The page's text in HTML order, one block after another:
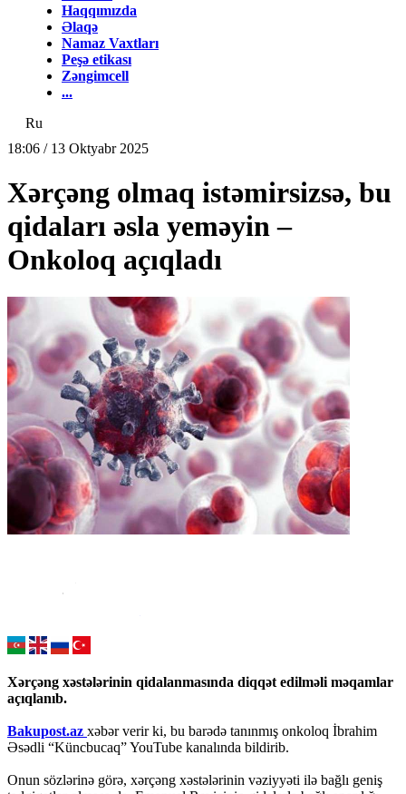
Haqqımızda
Əlaqə
Namaz Vaxtları
Peşə etikası
Zəngimcell
...
Ru
18:06 / 13 Oktyabr 2025
Xərçəng olmaq istəmirsizsə, bu
qidaları əsla yeməyin –
Onkoloq açıqladı
Xərçəng xəstələrinin qidalanmasında diqqət edilməli məqamlar
açıqlanıb.
Bakupost.az xəbər verir ki, bu barədə tanınmış onkoloq İbrahim
Əsədli “Küncbucaq” YouTube kanalında bildirib.
Onun sözlərinə görə, xərçəng xəstələrinin vəziyyəti ilə bağlı geniş